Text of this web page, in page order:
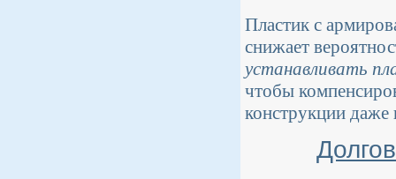
Пластик с
снижает
устанавливать
чтобы
конструкции даже